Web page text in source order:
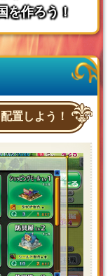
を作ろう！
置しよう！